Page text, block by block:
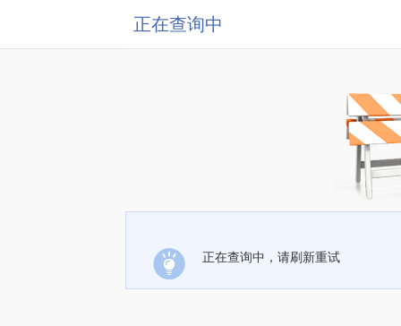
正在查询中
正在查询中，请刷新重试